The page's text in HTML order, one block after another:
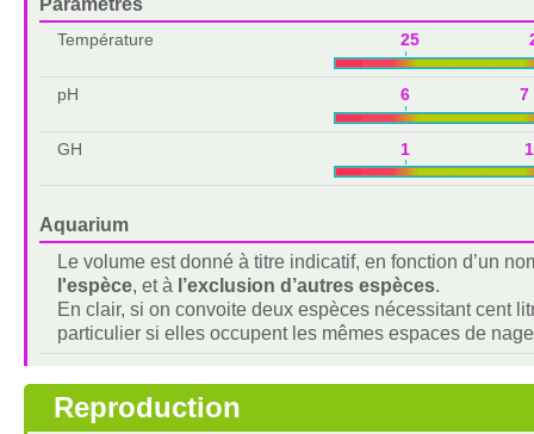
Paramètres
Température 25
pH 6 7
GH 1
Aquarium
Le volume est donné à titre indicatif, en fonction d’un
l'espèce, et à l’exclusion d’autres espèces.
En clair, si on convoite deux espèces nécessitant cent
particulier si elles occupent les mêmes espaces de
Reproduction